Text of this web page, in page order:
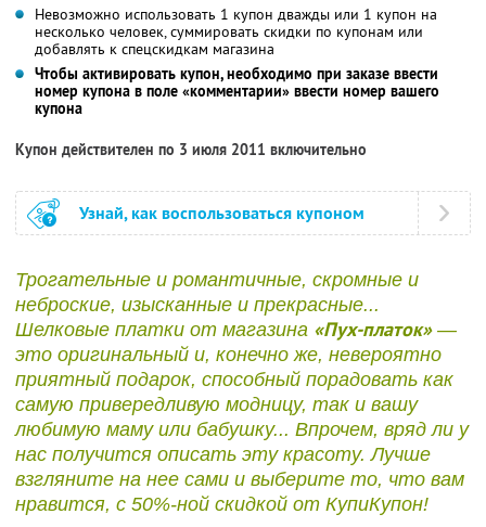
Невозможно использовать 1 купон дважды или 1 купон на
несколько человек, суммировать скидки по купонам или
добавлять к спецскидкам магазина
Чтобы активировать купон, необходимо при заказе ввести
номер купона в поле «комментарии» ввести номер вашего
купона
Купон действителен по 3 июля 2011 включительно
Узнай, как воспользоваться купоном
Трогательные и романтичные, скромные и
неброские, изысканные и прекрасные...
Шелковые платки от магазина «Пух-платок»—
это оригинальный и, конечно же, невероятно
приятный подарок, способный порадовать как
самую привередливую модницу, так и вашу
любимую маму или бабушку... Впрочем, вряд ли у
нас получится описать эту красоту. Лучше
взгляните на нее сами и выберите то, что вам
нравится, с 50%-ной скидкой от КупиКупон!